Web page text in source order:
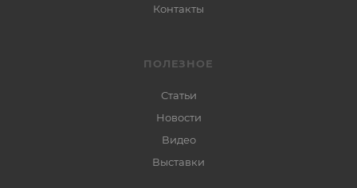
Контакты
ПОЛЕЗНОЕ
Статьи
Новости
Видео
Выставки